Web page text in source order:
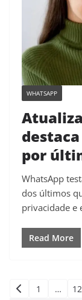
WHATSAPP
por
WhatsApp
dos últimos
privacidade e
Read More
Paginação
1 … 12